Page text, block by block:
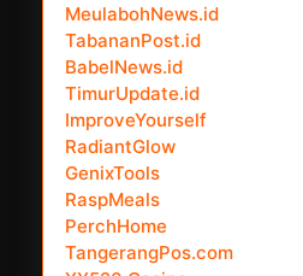
MeulabohNews.id
TabananPost.id
BabelNews.id
TimurUpdate.id
ImproveYourself
RadiantGlow
GenixTools
RaspMeals
PerchHome
TangerangPos.com